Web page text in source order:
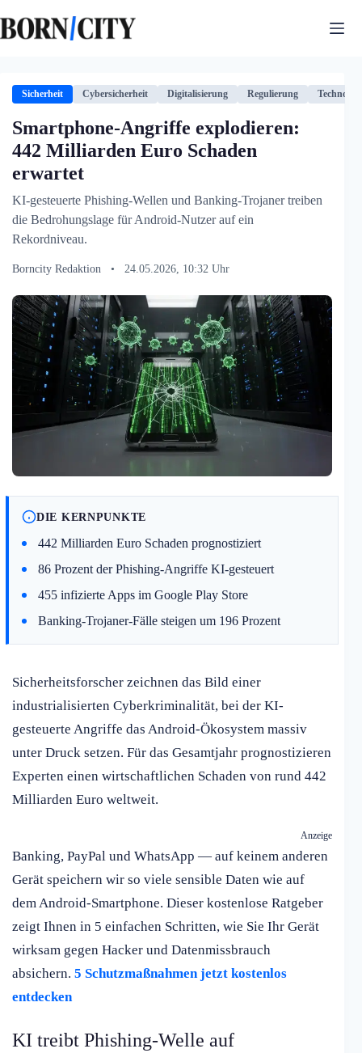
Inhalt
springen
Sicherheit Cybersicherheit Digitalisierung Regulierung
Smartphone-Angriffe explodieren:
442 Milliarden Euro Schaden
erwartet
KI-gesteuerte Phishing-Wellen und Banking-Trojaner treiben
die Bedrohungslage für Android-Nutzer auf ein
Rekordniveau.
Borncity Redaktion • 24.05.2026, 10:32 Uhr
DIE KERNPUNKTE
442 Milliarden Euro Schaden prognostiziert
86 Prozent der Phishing-Angriffe KI-gesteuert
455 infizierte Apps im Google Play Store
Banking-Trojaner-Fälle steigen um 196 Prozent
Sicherheitsforscher zeichnen das Bild einer
industrialisierten Cyberkriminalität, bei der KI-
gesteuerte Angriffe das Android-Ökosystem massiv
unter Druck setzen. Für das Gesamtjahr prognostizieren
Experten einen wirtschaftlichen Schaden von rund 442
Milliarden Euro weltweit.
Anzeige
Banking, PayPal und WhatsApp — auf keinem anderen
Gerät speichern wir so viele sensible Daten wie auf
dem Android-Smartphone. Dieser kostenlose Ratgeber
zeigt Ihnen in 5 einfachen Schritten, wie Sie Ihr Gerät
wirksam gegen Hacker und Datenmissbrauch
absichern. 5 Schutzmaßnahmen jetzt kostenlos
entdecken
KI treibt Phishing-Welle auf